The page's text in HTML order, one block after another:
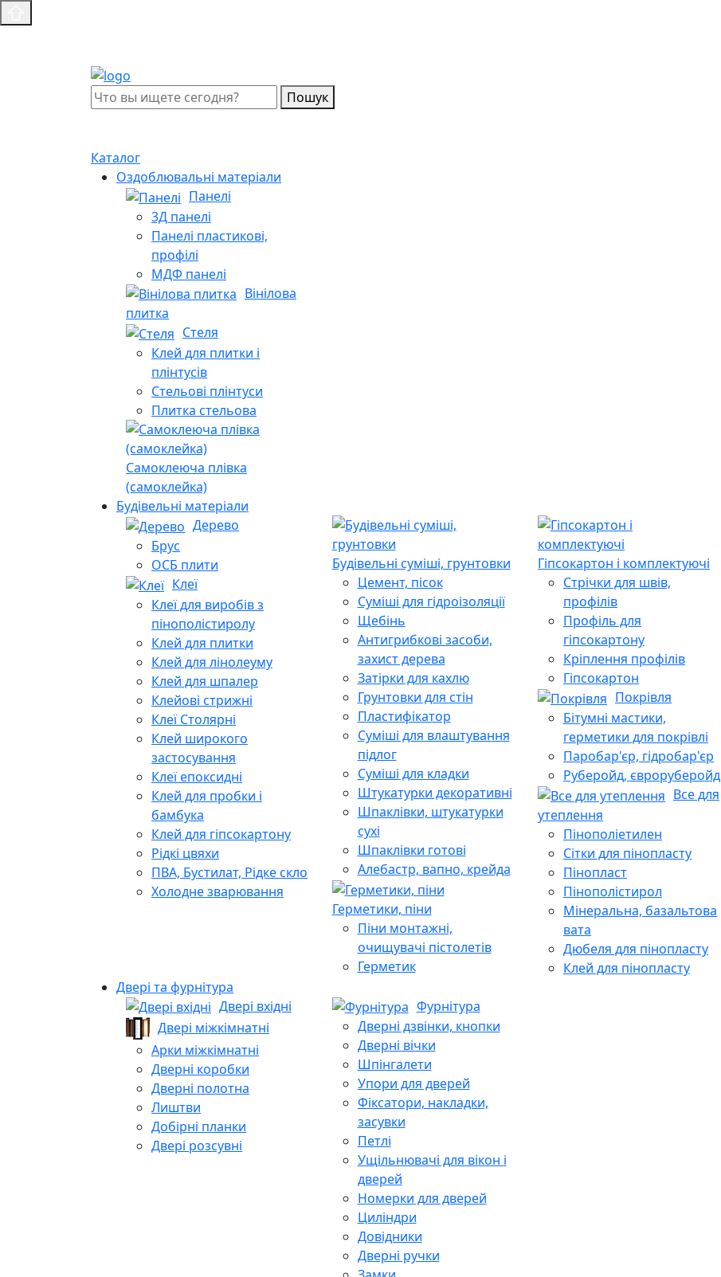
Пошук
Каталог
Оздоблювальні матеріали
Панелі
3Д панелі
Панелі пластикові,
профілі
МДФ панелі
Вінілова
плитка
Стеля
Клей для плитки і
плінтусів
Стельові плінтуси
Плитка стельова
Самоклеюча плівка
(самоклейка)
Будівельні матеріали
Дерево
Брус
ОСБ плити
Клеї
Клеї для виробів з
пінополістиролу
Клей для плитки
Клей для лінолеуму
Клей для шпалер
Клейові стрижні
Клеї Столярні
Клей широкого
застосування
Клеї епоксидні
Клей для пробки і
бамбука
Клей для гіпсокартону
Рідкі цвяхи
ПВА, Бустилат, Рідке скло
Холодне зварювання
Будівельні суміші, грунтовки
Цемент, пісок
Суміші для гідроізоляції
Щебінь
Антигрибкові засоби,
захист дерева
Затірки для кахлю
Грунтовки для стін
Пластифікатор
Суміші для влаштування
підлог
Суміші для кладки
Штукатурки декоративні
Шпаклівки, штукатурки
сухі
Шпаклівки готові
Алебастр, вапно, крейда
Герметики, піни
Піни монтажні,
очищувачі пістолетів
Герметик
Гіпсокартон і комплектуючі
Стрічки для швів,
профілів
Профіль для
гіпсокартону
Кріплення профілів
Гіпсокартон
Покрівля
Бітумні мастики,
герметики для покрівлі
Паробар'єр, гідробар'єр
Руберойд, євроруберойд
Все для
утеплення
Пінополіетилен
Сітки для пінопласту
Пінопласт
Пінополістирол
Мінеральна, базальтова
вата
Дюбеля для пінопласту
Клей для пінопласту
Двері та фурнітура
Двері вхідні
Двері міжкімнатні
Арки міжкімнатні
Дверні коробки
Дверні полотна
Лиштви
Добірні планки
Двері розсувні
Фурнітура
Дверні дзвінки, кнопки
Дверні вічки
Шпінгалети
Упори для дверей
Фіксатори, накладки,
засувки
Петлі
Ущільнювачі для вікон і
дверей
Номерки для дверей
Циліндри
Довідники
Дверні ручки